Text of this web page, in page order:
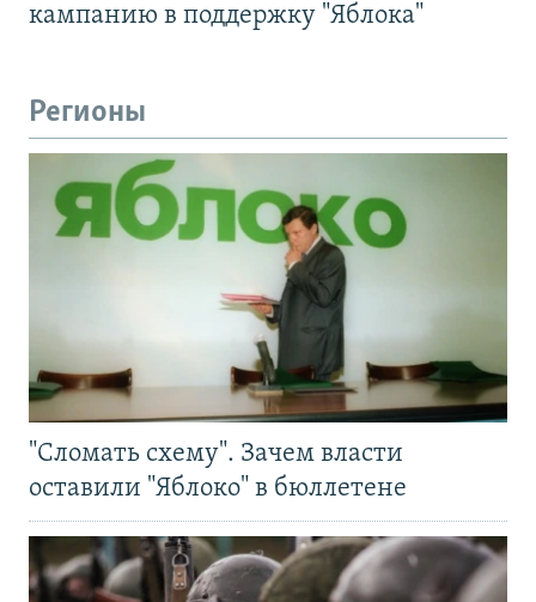
кампанию в поддержку "Яблока"
Регионы
"Сломать схему". Зачем власти
оставили "Яблоко" в бюллетене